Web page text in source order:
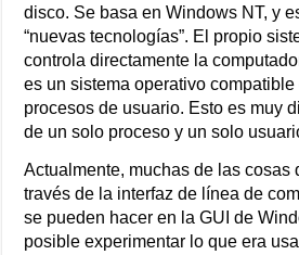
disco. Se basa en Windows NT, y
“nuevas tecnologías”. El propio
controla directamente la
es un sistema operativo
procesos de usuario. Esto es muy
de un solo proceso y un solo
Actualmente, muchas de las cosas
través de la interfaz de línea de
se pueden hacer en la GUI de
posible experimentar lo que era